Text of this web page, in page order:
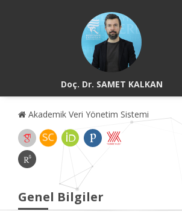
Doç. Dr. SAMET KALKAN
Akademik Veri Yönetim Sistemi
Genel Bilgiler